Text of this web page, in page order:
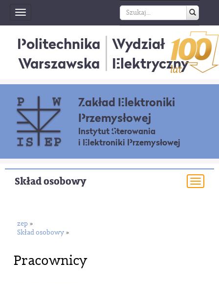
Toggle
navigation
Politechnika
Warszawska
Wydział
Elektryczny
Zakład Elektroniki
Przemysłowej
Instytut Sterowania
i Elektroniki Przemysłowej
Skład osobowy
zep »
Skład osobowy »
Pracownicy